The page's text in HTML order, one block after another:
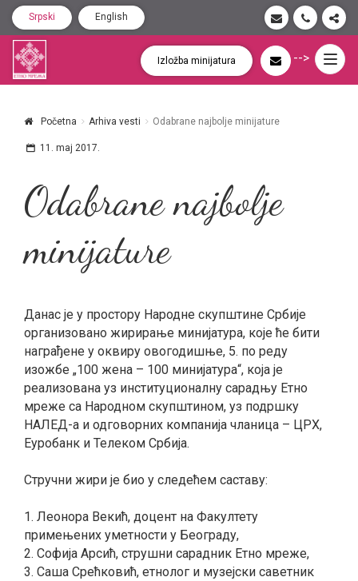
Srpski English
Izložba minijatura -->
Početna Arhiva vesti Odabrane najbolje minijature
11. maj 2017.
Odabrane najbolje
minijature
Данас је у простору Народне скупштине Србије
организовано жирирање минијатура, које ће бити
награђене у оквиру овогодишње, 5. по реду
изожбе „100 жена – 100 минијатура“, која је
реализована уз институционалну сарадњу Етно
мреже са Народном скупштином, уз подршку
НАЛЕД-а и одговорних компанија чланица – ЦРХ,
Еуробанк и Телеком Србија.
Стручни жири је био у следећем саставу:
1. Леонора Векић, доцент на Факултету
примењених уметности у Београду,
2. Софија Арсић, струшни сарадник Етно мреже,
3. Саша Срећковић, етнолог и музејски саветник